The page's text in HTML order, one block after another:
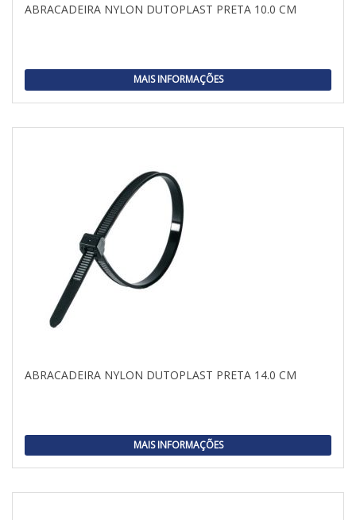
ABRACADEIRA NYLON DUTOPLAST PRETA 10.0 CM
MAIS INFORMAÇÕES
ABRACADEIRA NYLON DUTOPLAST PRETA 14.0 CM
MAIS INFORMAÇÕES